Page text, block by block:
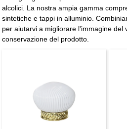
alcolici. La nostra ampia gamma
sintetiche e tappi in alluminio.
per aiutarvi a migliorare l'immagine del
conservazione del prodotto.